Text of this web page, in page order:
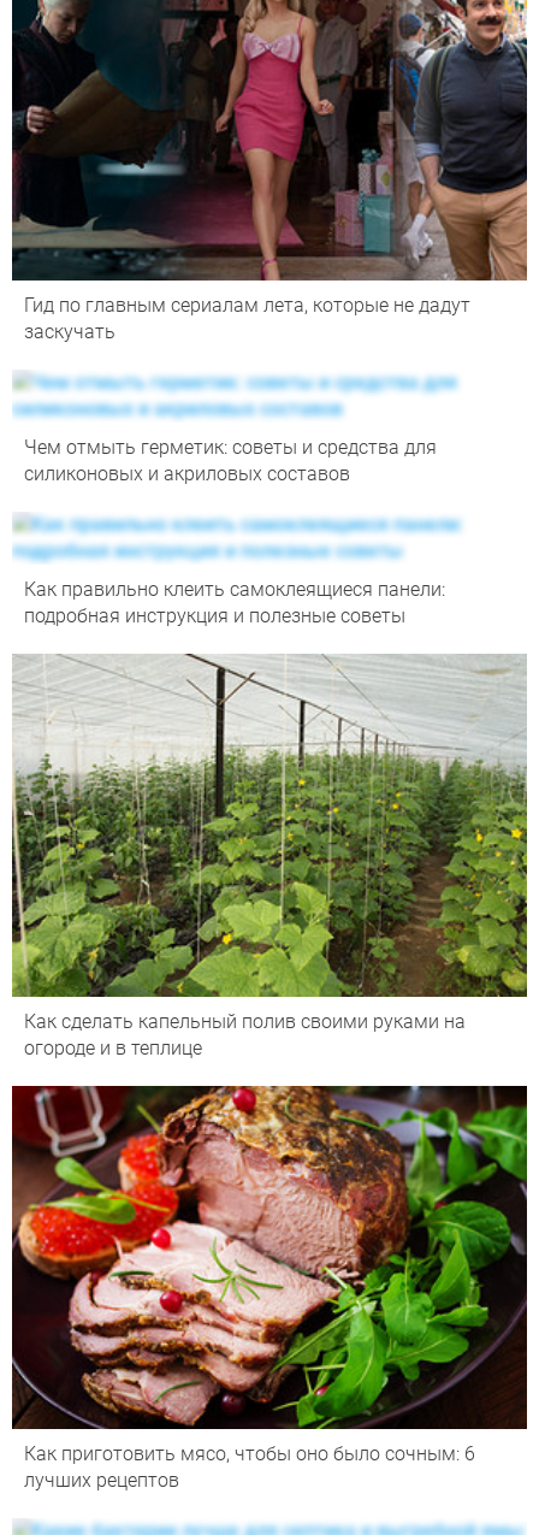
Гид по главным сериалам лета, которые не дадут
заскучать
Чем отмыть герметик: советы и средства для
силиконовых и акриловых составов
Как правильно клеить самоклеящиеся панели:
подробная инструкция и полезные советы
Как сделать капельный полив своими руками на
огороде и в теплице
Как приготовить мясо, чтобы оно было сочным: 6
лучших рецептов